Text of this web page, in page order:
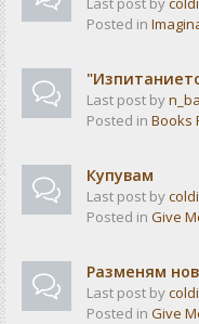
Posted in
Last post by
Posted in Books
Купувам
Last post by
Posted in Give
Разменям
Last post by
Posted in Give